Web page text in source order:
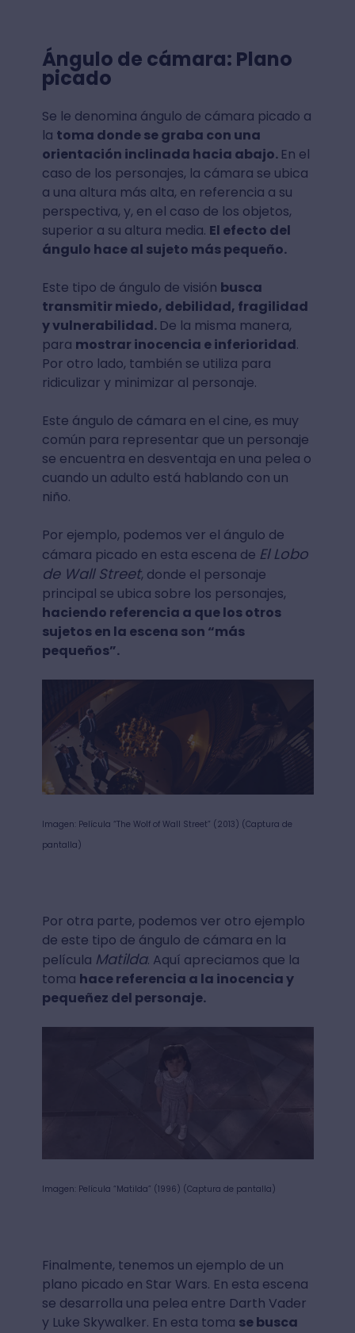
Ángulo de cámara: Plano
picado
Se le denomina ángulo de cámara picado a
la toma donde se graba con una
orientación inclinada hacia abajo. En el
caso de los personajes, la cámara se ubica
a una altura más alta, en referencia a su
perspectiva, y, en el caso de los objetos,
superior a su altura media. El efecto del
ángulo hace al sujeto más pequeño.
Este tipo de ángulo de visión busca
transmitir miedo, debilidad, fragilidad
y vulnerabilidad. De la misma manera,
para mostrar inocencia e inferioridad.
Por otro lado, también se utiliza para
ridiculizar y minimizar al personaje.
Este ángulo de cámara en el cine, es muy
común para representar que un personaje
se encuentra en desventaja en una pelea o
cuando un adulto está hablando con un
niño.
Por ejemplo, podemos ver el ángulo de
cámara picado en esta escena de El Lobo
de Wall Street, donde el personaje
principal se ubica sobre los personajes,
haciendo referencia a que los otros
sujetos en la escena son “más
pequeños”.
Imagen: Película “The Wolf of Wall Street” (2013) (Captura de
pantalla)
Por otra parte, podemos ver otro ejemplo
de este tipo de ángulo de cámara en la
película Matilda. Aquí apreciamos que la
toma hace referencia a la inocencia y
pequeñez del personaje.
Imagen: Película “Matilda” (1996) (Captura de pantalla)
Finalmente, tenemos un ejemplo de un
plano picado en Star Wars. En esta escena
se desarrolla una pelea entre Darth Vader
y Luke Skywalker. En esta toma se busca